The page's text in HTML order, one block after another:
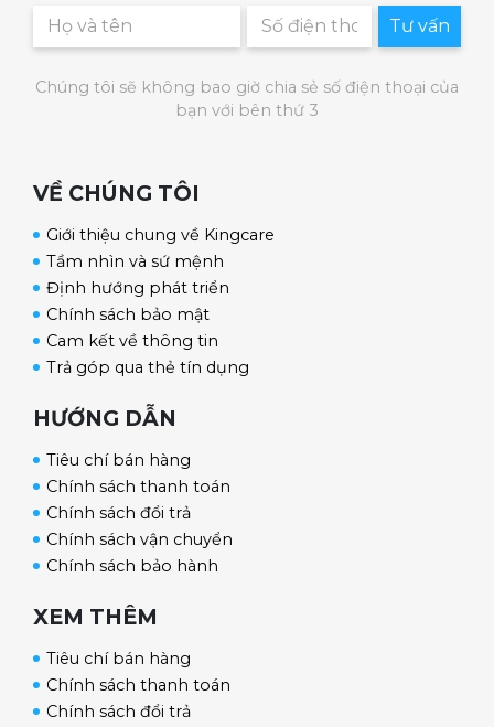
Tư vấn
Chúng tôi sẽ không bao giờ chia sẻ số điện thoại của
bạn với bên thứ 3
VỀ CHÚNG TÔI
Giới thiệu chung về Kingcare
Tầm nhìn và sứ mệnh
Định hướng phát triển
Chính sách bảo mật
Cam kết về thông tin
Trả góp qua thẻ tín dụng
HƯỚNG DẪN
Tiêu chí bán hàng
Chính sách thanh toán
Chính sách đổi trả
Chính sách vận chuyển
Chính sách bảo hành
XEM THÊM
Tiêu chí bán hàng
Chính sách thanh toán
Chính sách đổi trả